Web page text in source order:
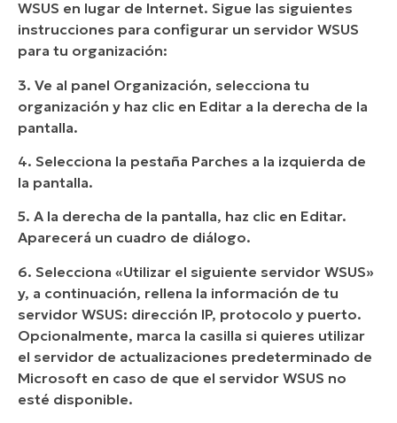
WSUS en lugar de Internet. Sigue las siguientes
instrucciones para configurar un servidor WSUS
para tu organización:
3. Ve al panel Organización, selecciona tu
organización y haz clic en Editar a la derecha de la
pantalla.
4. Selecciona la pestaña Parches a la izquierda de
la pantalla.
5. A la derecha de la pantalla, haz clic en Editar.
Aparecerá un cuadro de diálogo.
6. Selecciona «Utilizar el siguiente servidor WSUS»
y, a continuación, rellena la información de tu
servidor WSUS: dirección IP, protocolo y puerto.
Opcionalmente, marca la casilla si quieres utilizar
el servidor de actualizaciones predeterminado de
Microsoft en caso de que el servidor WSUS no
esté disponible.